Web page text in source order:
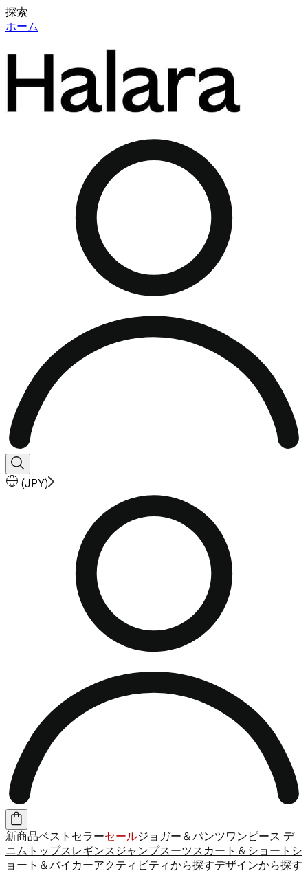
探索
ホーム
(JPY)
新商品ベストセラーセールジョガー＆パンツワンピース デ
ニム トップス レギンス ジャンプスーツスカート＆ショート シ
ョート＆バイカーアクティビティから探すデザインから探す